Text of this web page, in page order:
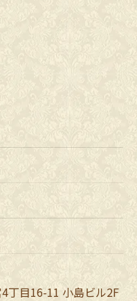
丁目16-11 小島ビル2F